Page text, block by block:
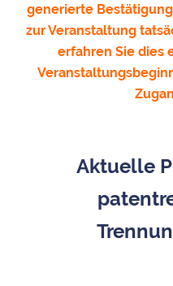
generierte
zur Veranstaltung
erfahren Sie dies
Aktuelle